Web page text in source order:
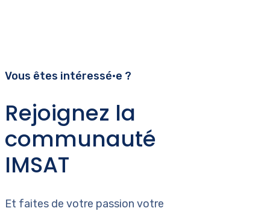
Vous êtes intéressé•e ?
Rejoignez la
communauté
IMSAT
Et faites de votre passion votre